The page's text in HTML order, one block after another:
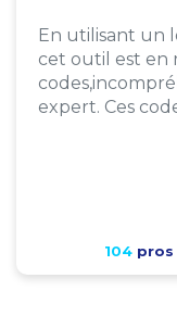
En utilisant un
cet outil est en
expert. Ces
104pros